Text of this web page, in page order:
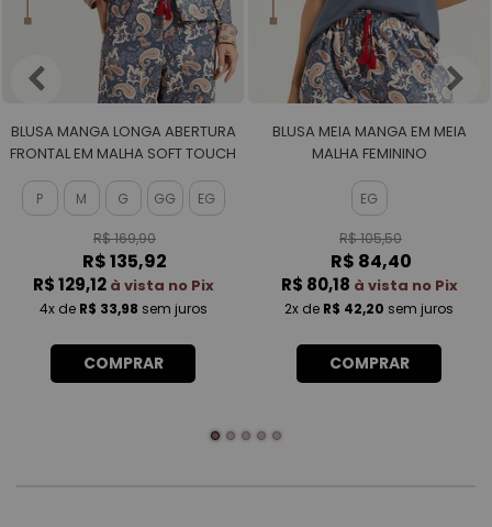
BLUSA MANGA LONGA ABERTURA
FRONTAL EM MALHA SOFT TOUCH
P M G GG EG
R$ 169,90
R$ 135,92
R$ 129,12 à vista no Pix
4xde R$ 33,98 sem juros
COMPRAR
BLUSA MEIA MANGA EM MEIA
MALHA FEMININO
EG
R$ 105,50
R$ 84,40
R$ 80,18 à vista no Pix
2x de R$ 42,20 sem juros
COMPRAR